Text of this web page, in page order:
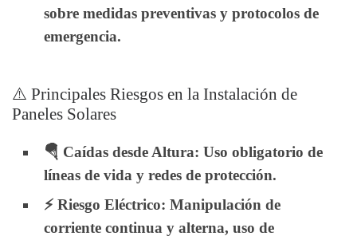
sobre medidas preventivas y protocolos de
emergencia.
⚠️ Principales Riesgos en la Instalación de
Paneles Solares
🪂 Caídas desde Altura: Uso obligatorio de
líneas de vida y redes de protección.
⚡ Riesgo Eléctrico: Manipulación de
corriente continua y alterna, uso de